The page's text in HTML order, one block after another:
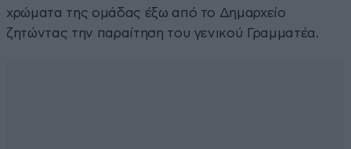
χρώματα της ομάδας έξω από το Δημαρχείο
ζητώντας την παραίτηση του γενικού Γραμματέα.